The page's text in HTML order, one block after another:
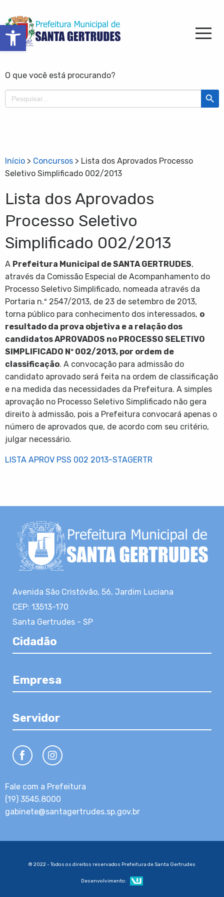
Barra de Ferramentas Aberta
O que você está procurando?
Search
for:
Search
Início > Concursos > Lista dos Aprovados Processo
Seletivo Simplificado 002/2013
Lista dos Aprovados
Processo Seletivo
Simplificado 002/2013
A Prefeitura Municipal de SANTA GERTRUDES,
através da Comissão Especial de Acompanhamento do
Processo Seletivo Simplificado, nomeada através da
Portaria n.º 2547/2013, de 23 de setembro de 2013,
torna público para conhecimento dos interessados, o
resultado da prova objetiva e a relação dos
candidatos APROVADOS no PROCESSO SELETIVO
SIMPLIFICADO Nº 002/2013, por ordem de
classificação. A convocação para admissão do
candidato aprovado será feita na ordem de classificação
e na medida das necessidades da Prefeitura. A simples
aprovação no Processo Seletivo Simplificado não gera
direito à admissão, pois a Prefeitura convocará apenas o
número de aprovados que, de acordo com seu critério,
julgar necessário.
LISTA APROV PSS 002 2013-STAGERTR
Avenida São Cristóvão, 56, Jardim Luciana
CEP: 13513-170
Santa Gertrudes - SP
Cidadão
Empresa
Servidor
Fale com a Prefeitura
(19) 3545.8000
gabinete@santagertrudes.sp.gov.br
© 2022 - Todos os direitos reservados Prefeitura de Santa Gertrudes
Desenvolvimento: